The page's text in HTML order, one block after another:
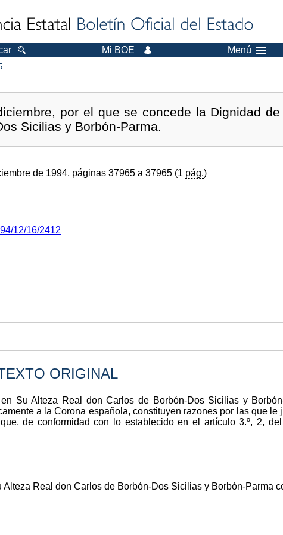
Mi BOE Menú
por el que se concede la Dignidad de
Sicilias y Borbón-Parma.
de 1994, páginas 37965 a 37965 (1 pág.)
12/16/2412
ORIGINAL
Su Alteza Real don Carlos de Borbón-Dos Sicilias y
a la Corona española, constituyen razones por las que le
de conformidad con lo establecido en el artículo 3.º, 2,
Real don Carlos de Borbón-Dos Sicilias y Borbón-Parma